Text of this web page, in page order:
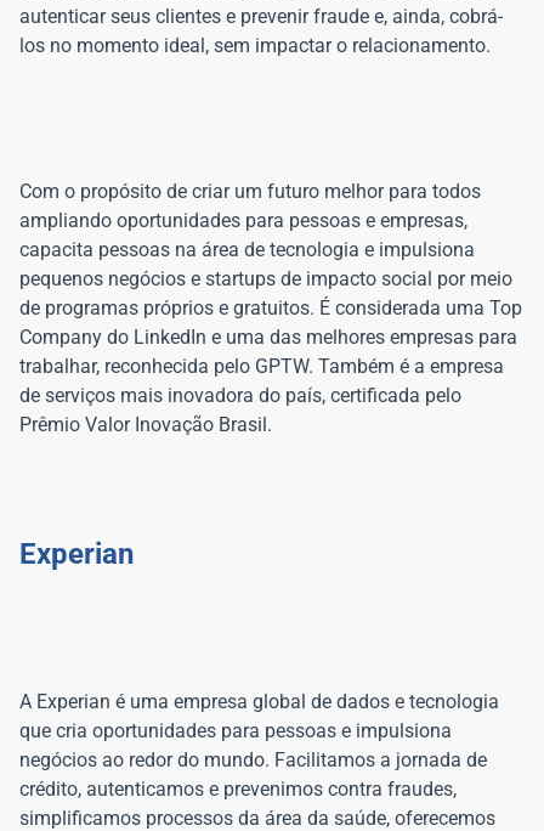
autenticar seus clientes e prevenir fraude e, ainda, cobrá-
Com o propósito de criar um futuro melhor para todos
ampliando oportunidades para pessoas e empresas,
capacita pessoas na área de tecnologia e impulsiona
pequenos negócios e startups de impacto social por meio
de programas próprios e gratuitos. É considerada uma Top
Company do LinkedIn e uma das melhores empresas para
trabalhar, reconhecida pelo GPTW. Também é a empresa
de serviços mais inovadora do país, certificada pelo
A Experian é uma empresa global de dados e tecnologia
que cria oportunidades para pessoas e impulsiona
negócios ao redor do mundo. Facilitamos a jornada de
crédito, autenticamos e prevenimos contra fraudes,
simplificamos processos da área da saúde, oferecemos